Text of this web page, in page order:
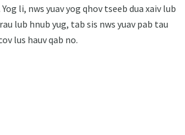
li, nws yuav yog qhov tseeb dua xaiv lub
lub hnub yug, tab sis nws yuav pab tau
lus hauv qab no.